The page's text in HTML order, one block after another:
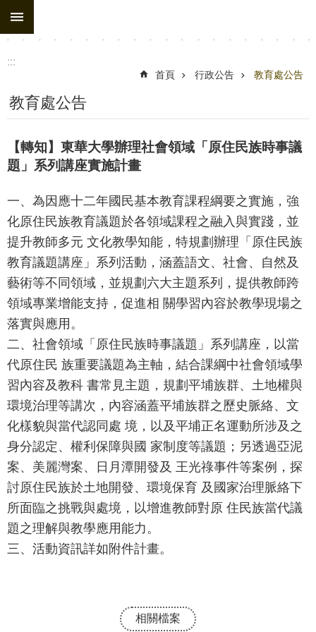
跳到主要內容區塊
搜
尋
處
務
織
政
公
告
政
填
報
通
報
專
區
資
安
相
關
事
項
:::
首頁 行政公告 教育處公告
教育處公告
【轉知】東華大學辦理社會領域「原住民族時事議
題」系列講座實施計畫
一、為因應十二年國民基本教育課程綱要之實施，強
化原住民族教育議題於各領域課程之融入與實踐，並
提升教師多元 文化教學知能，特規劃辦理「原住民族
教育議題講座」系列活動，涵蓋語文、社會、自然及
藝術等不同領域，並規劃六大主題系列，提供教師跨
領域專業增能支持，促進相 關學習內容於教學現場之
落實與應用。
二、社會領域「原住民族時事議題」系列講座，以當
代原住民 族重要議題為主軸，結合課綱中社會領域學
習內容及教科 書常見主題，規劃平埔族群、土地權與
環境治理等講次，內容涵蓋平埔族群之歷史脈絡、文
化樣貌與當代認同處 境，以及平埔正名運動所涉及之
身分認定、權利保障與國 家制度等議題；另透過亞泥
案、美麗灣案、日月潭開發及 王光祿事件等案例，探
討原住民族於土地開發、環境保育 及國家治理脈絡下
所面臨之挑戰與處境，以增進教師對原 住民族當代議
題之理解與教學應用能力。
三、活動資訊詳如附件計畫。
相關檔案